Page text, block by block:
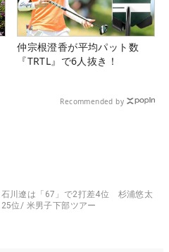
仲宗根澄香が平均パット数
『TRTL』で6人抜き！
Recommended by
石川遼は「67」で2打差4位 杉浦悠太
25位/ 米男子下部ツアー